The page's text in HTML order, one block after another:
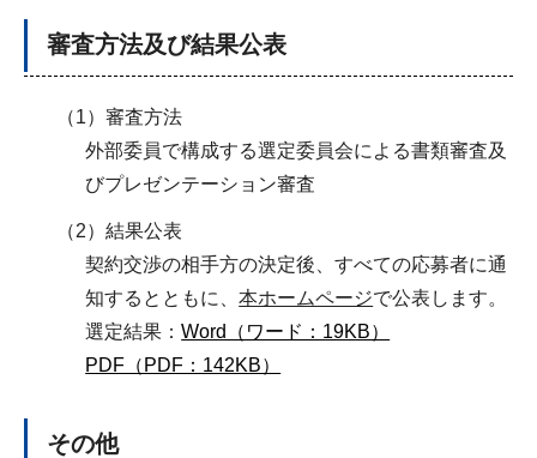
審査方法及び結果公表
（1）審査方法
外部委員で構成する選定委員会による書類審査及
びプレゼンテーション審査
（2）結果公表
契約交渉の相手方の決定後、すべての応募者に通
知するとともに、本ホームページで公表します。
選定結果：Word（ワード：19KB）
PDF（PDF：142KB）
その他